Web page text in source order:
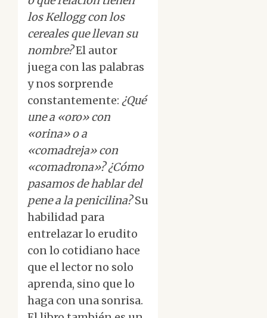
los Kellogg con los
cereales que llevan su
nombre?El autor
juega con las palabras
y nos sorprende
constantemente: ¿Qué
une a «oro» con
«orina» o a
«comadreja» con
«comadrona»? ¿Cómo
pasamos de hablar del
pene a la penicilina?Su
habilidad para
entrelazar lo erudito
con lo cotidiano hace
que el lector no solo
aprenda, sino que lo
haga con una sonrisa.